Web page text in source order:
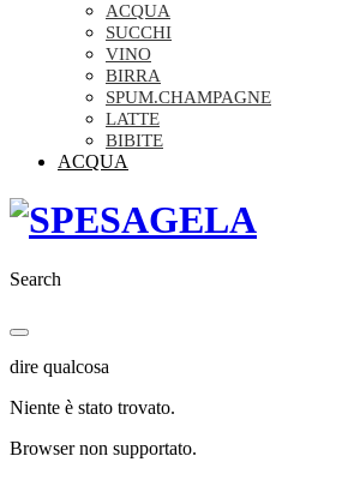
ACQUA
SUCCHI
VINO
BIRRA
SPUM.CHAMPAGNE
LATTE
BIBITE
ACQUA
Search
dire qualcosa
Niente è stato trovato.
Browser non supportato.